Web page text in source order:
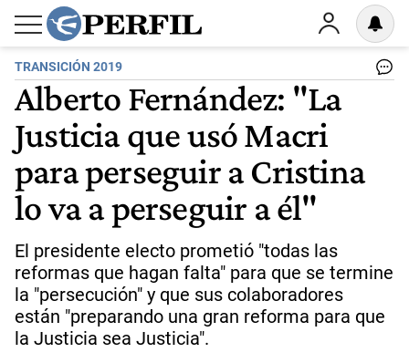
TRANSICIÓN 2019
Alberto Fernández: "La
Justicia que usó Macri
para perseguir a Cristina
lo va a perseguir a él"
El presidente electo prometió "todas las
reformas que hagan falta" para que se termine
la "persecución" y que sus colaboradores
están "preparando una gran reforma para que
la Justicia sea Justicia".